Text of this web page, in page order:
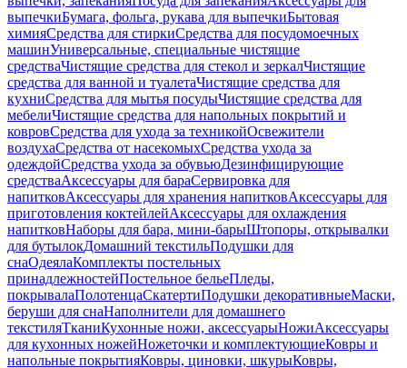
выпечкиБумага, фольга, рукава для выпечкиБытовая
химияСредства для стиркиСредства для посудомоечных
машинУниверсальные, специальные чистящие
средстваЧистящие средства для стекол и зеркалЧистящие
средства для ванной и туалетаЧистящие средства для
кухниСредства для мытья посудыЧистящие средства для
мебелиЧистящие средства для напольных покрытий и
ковровСредства для ухода за техникойОсвежители
воздухаСредства от насекомыхСредства ухода за
одеждойСредства ухода за обувьюДезинфицирующие
средстваАксессуары для бараСервировка для
напитковАксессуары для хранения напитковАксессуары для
приготовления коктейлейАксессуары для охлаждения
напитковНаборы для бара, мини-барыШтопоры, открывалки
для бутылокДомашний текстильПодушки для
снаОдеялаКомплекты постельных
принадлежностейПостельное бельеПледы,
покрывалаПолотенцаСкатертиПодушки декоративныеМаски,
беруши для снаНаполнители для домашнего
текстиляТканиКухонные ножи, аксессуарыНожиАксессуары
для кухонных ножейНожеточки и комплектующиеКовры и
напольные покрытияКовры, циновки, шкурыКовры,